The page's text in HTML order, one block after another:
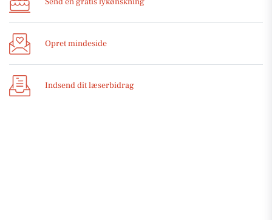
Opret mindeside
Indsend dit læserbidrag